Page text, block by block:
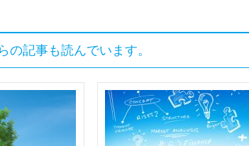
の記事も読んでいます。